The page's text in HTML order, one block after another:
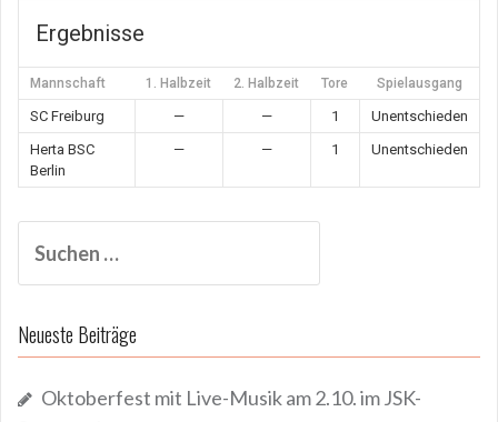
Ergebnisse
Mannschaft 1. Halbzeit 2. Halbzeit Tore Spielausgang
SC Freiburg — — 1
Unentschieden
Herta BSC
Berlin
— — 1 Unentschieden
nach:
Neueste Beiträge
Oktoberfest mit Live-Musik am 2.10. im JSK-